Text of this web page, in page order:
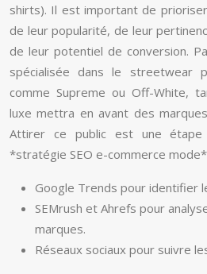
shirts). Il est important de
de leur popularité, de leur
de leur potentiel de conversion.
spécialisée dans le streetwear
comme Supreme ou Off-White,
luxe mettra en avant des
Attirer ce public est une étape
*stratégie SEO e-commerce
Google Trends pour identifier
SEMrush et Ahrefs pour
marques.
Réseaux sociaux pour suivre